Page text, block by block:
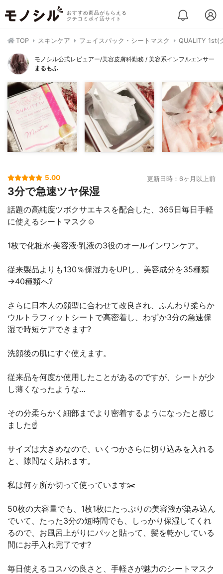
おすすめ商品がもらえる
クチコミポイ活サイト
TOP スキンケア フェイスパック・シートマスク QUALITY 1st(
モノシル公式レビュアー/美容皮膚科勤務 / 美容系インフルエンサー
まるもふ
5.00 更新日時：6ヶ月以上前
3分で急速ツヤ保湿
話題の高純度ツボクサエキスを配合した、365日毎日手軽
に使えるシートマスク☺️
1枚で化粧水·美容液·乳液の3役のオールインワンケア。
従来製品よりも130％保湿力をUPし、美容成分を35種類
→40種類へ?
さらに日本人の顔型に合わせて改良され、ふんわり柔らか
ウルトラフィットシートで高密着し、わずか3分の急速保
湿で時短ケアできます?
洗顔後の肌にすぐ使えます。
従来品を何度か使用したことがあるのですが、シートが少
し薄くなったような…
その分柔らかく細部までより密着するようになったと感じ
ました☝️
サイズは大きめなので、いくつかさらに切り込みを入れる
と、隙間なく貼れます。
私は何ヶ所か切って使っています✂️
50枚の大容量でも、1枚1枚にたっぷりの美容液が染み込ん
でいて、たった3分の短時間でも、しっかり保湿してくれ
るので、お風呂上がりにパッと貼って、髪を乾かしている
間にお手入れ完了です?
毎日使えるコスパの良さと、手軽さが魅力のシートマスク